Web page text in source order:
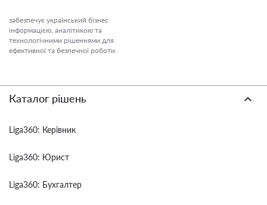
забезпечує український бізнес
інформацією, аналітикою та
технологічними рішеннями для
ефективної та безпечної роботи.
Каталог рішень
Liga360: Керівник
Liga360: Юрист
Liga360: Бухгалтер